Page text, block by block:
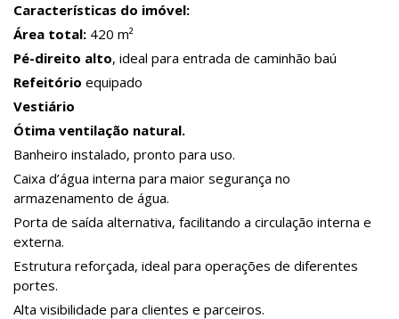
Características do imóvel:
Área total: 420 m²
Pé-direito alto, ideal para entrada de caminhão baú
Refeitório equipado
Vestiário
Ótima ventilação natural.
Banheiro instalado, pronto para uso.
Caixa d’água interna para maior segurança no
armazenamento de água.
Porta de saída alternativa, facilitando a circulação interna e
externa.
Estrutura reforçada, ideal para operações de diferentes
portes.
Alta visibilidade para clientes e parceiros.